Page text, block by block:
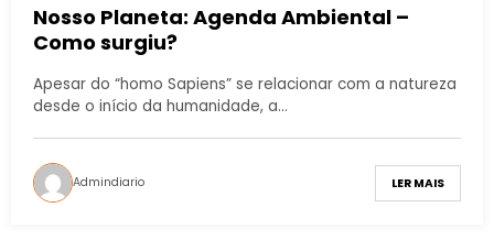
Nosso Planeta: Agenda Ambiental –
Como surgiu?
Apesar do “homo Sapiens” se relacionar com a natureza
desde o início da humanidade, a…
Admindiario LER MAIS